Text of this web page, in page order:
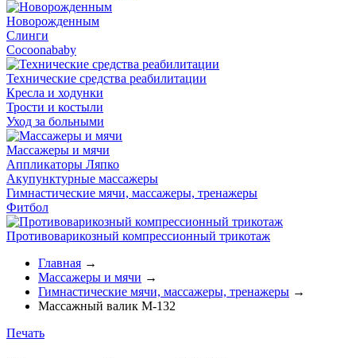
Новорожденным
Слинги
Cocoonababy
Технические средства реабилитации
Кресла и ходунки
Трости и костыли
Уход за больными
Массажеры и мячи
Аппликаторы Ляпко
Акупунктурные массажеры
Гимнастические мячи, массажеры, тренажеры
Фитбол
Противоварикозный компрессионный трикотаж
Главная →
Массажеры и мячи →
Гимнастические мячи, массажеры, тренажеры →
Массажный валик М-132
Печать